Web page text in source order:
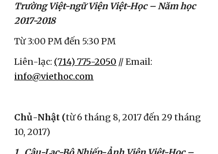
Trường Việt-ngữ Viện Việt-Học – Năm học
2017-2018
Từ 3:00 PM đến 5:30 PM
Liên-lạc: (714) 775-2050
info@viethoc.com
Chủ-Nhật (từ 6 tháng 8, 2017 đến 29 tháng
10, 2017)